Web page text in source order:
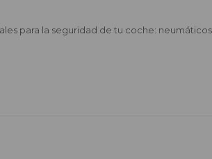
para la seguridad de tu coche: